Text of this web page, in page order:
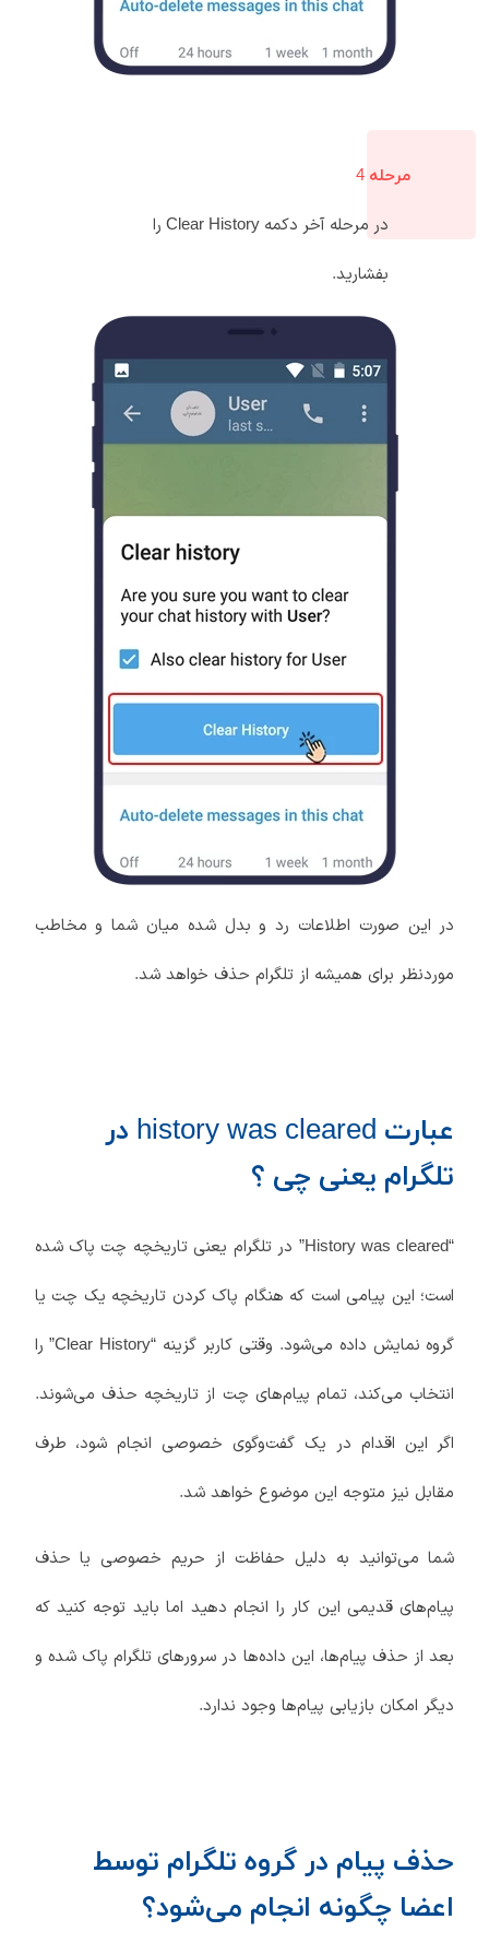
مرحله 4
در مرحله آخر دکمه Clear History را
بفشارید.
در این صورت اطلاعات رد و بدل شده میان شما و مخاطب
موردنظر برای همیشه از تلگرام حذف خواهد شد.
عبارت history was cleared در
تلگرام یعنی چی ؟
“History was cleared” در تلگرام یعنی تاریخچه چت پاک شده
است؛ این پیامی است که هنگام پاک کردن تاریخچه یک چت یا
گروه نمایش داده می‌شود. وقتی کاربر گزینه “Clear History” را
انتخاب می‌کند، تمام پیام‌های چت از تاریخچه حذف می‌شوند.
اگر این اقدام در یک گفت‌وگوی خصوصی انجام شود، طرف
مقابل نیز متوجه این موضوع خواهد شد.
شما می‌توانید به دلیل حفاظت از حریم خصوصی یا حذف
پیام‌های قدیمی این کار را انجام دهید اما باید توجه کنید که
بعد از حذف پیام‌ها، این داده‌ها در سرورهای تلگرام پاک شده و
دیگر امکان بازیابی پیام‌ها وجود ندارد.
حذف پیام در گروه تلگرام توسط
اعضا چگونه انجام می‌شود؟